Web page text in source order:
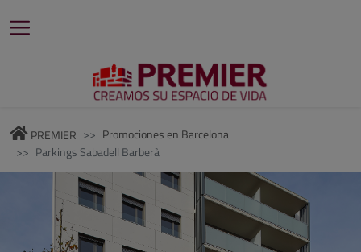
PREMIER
Promociones en Barcelona
Parkings Sabadell Barberà